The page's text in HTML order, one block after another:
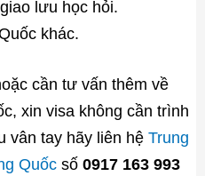
lưu học hỏi.
khác.
cần tư vấn thêm về
xin visa không cần trình
vân tay hãy liên hệ Trung
Quốcsố 0917 163 993